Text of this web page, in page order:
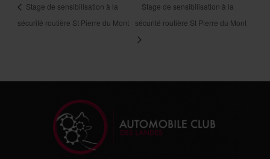
Stage de sensibilisation à la
sécurité routière St Pierre du Mont
Stage de sensibilisation à la
sécurité routière St Pierre du Mont